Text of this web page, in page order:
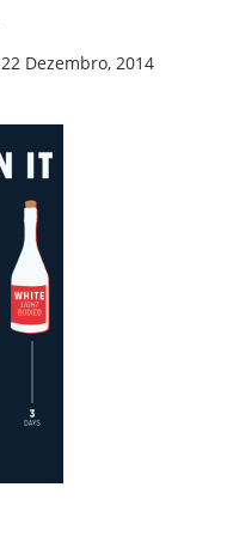
22 Dezembro, 2014